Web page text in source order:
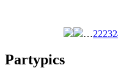
…2223
Partypics